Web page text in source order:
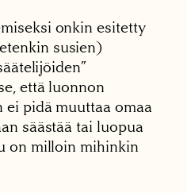
onkin esitetty
susien)
että luonnon
ei pidä muuttaa omaa
säästää tai luopua
on milloin mihinkin